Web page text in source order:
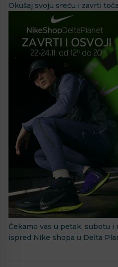
Okušaj svoju sreću i zavrti
Čekamo vas u petak, subotu i
ispred Nike shopa u Delta